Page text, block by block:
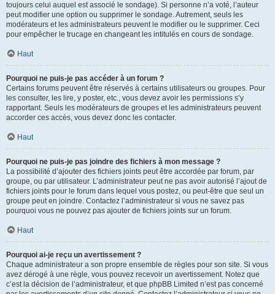
toujours celui auquel est associé le sondage). Si personne n’a voté, l’auteur
peut modifier une option ou supprimer le sondage. Autrement, seuls les
modérateurs et les administrateurs peuvent le modifier ou le supprimer. Ceci
pour empêcher le trucage en changeant les intitulés en cours de sondage.
Haut
Pourquoi ne puis-je pas accéder à un forum ?
Certains forums peuvent être réservés à certains utilisateurs ou groupes. Pour
les consulter, les lire, y poster, etc., vous devez avoir les permissions s’y
rapportant. Seuls les modérateurs de groupes et les administrateurs peuvent
accorder ces accès, vous devez donc les contacter.
Haut
Pourquoi ne puis-je pas joindre des fichiers à mon message ?
La possibilité d’ajouter des fichiers joints peut être accordée par forum, par
groupe, ou par utilisateur. L’administrateur peut ne pas avoir autorisé l’ajout de
fichiers joints pour le forum dans lequel vous postez, ou peut-être que seul un
groupe peut en joindre. Contactez l’administrateur si vous ne savez pas
pourquoi vous ne pouvez pas ajouter de fichiers joints sur un forum.
Haut
Pourquoi ai-je reçu un avertissement ?
Chaque administrateur a son propre ensemble de règles pour son site. Si vous
avez dérogé à une règle, vous pouvez recevoir un avertissement. Notez que
c’est la décision de l’administrateur, et que phpBB Limited n’est pas concerné